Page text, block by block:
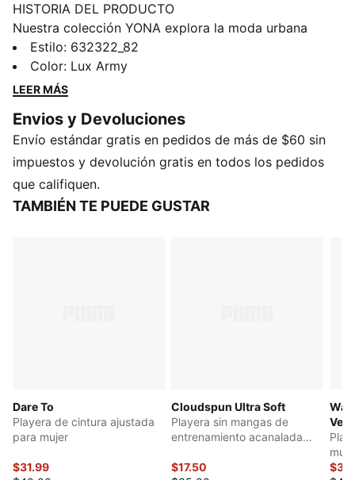
HISTORIA DEL PRODUCTO
Nuestra colección YONA explora la moda urbana
clásica, pero con un enfoque elevado y personalizado.
Sus diseños se inspiran en las nuevas tendencias, sin
dejar de lado nuestras raíces deportivas. Materiales
detalles metalizados y estampados integrales,
creando un nuevo estándar de estilo.
CARACTERÍSTICAS Y BENEFICIOS
Producto fabricado con al menos un 90% de
materiales reciclados
Estilo: 632322_82
Color: Lux Army
LEER MÁS
Envios y Devoluciones
Envío estándar gratis en pedidos de más de $60 sin
impuestos y devolución gratis en todos los pedidos
que califiquen.
TAMBIÉN TE PUEDE GUSTAR
Dare To
Playera de cintura ajustada
para mujer
$31.99
Cloudspun Ultra Soft
Playera sin mangas de
entrenamiento acanalada
$17.50